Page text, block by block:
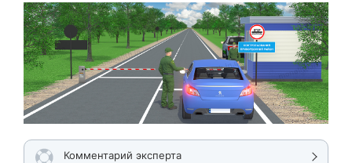
Комментарий эксперта